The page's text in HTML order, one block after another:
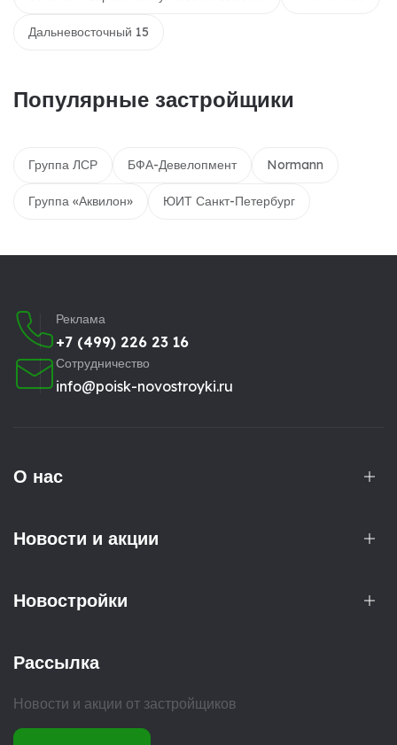
Дальневосточный 15
Популярные застройщики
Группа ЛСР БФА-Девелопмент Normann
Группа «Аквилон» ЮИТ Санкт-Петербург
Реклама
+7 (499) 226 23 16
Сотрудничество
info@poisk-novostroyki.ru
О нас
Новости и акции
Новостройки
Рассылка
Новости и акции от застройщиков